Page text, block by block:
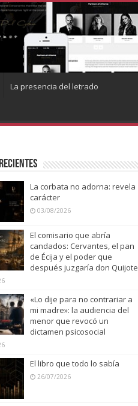
La presencia del letrado
La corbata no adorna: revela
carácter
03/08/2026
El comisario que abría
candados: Cervantes, el pan
de Écija y el poder que
después juzgaría don Quijote
«Lo dije para no contrariar a
mi madre»: la audiencia del
menor que revocó un
dictamen psicosocial
El libro que todo lo sabía
26/07/2026